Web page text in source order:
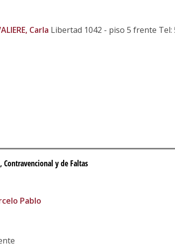
Carla Libertad 1042 - piso 5 frente Tel:
Contravencional y de Faltas
Pablo